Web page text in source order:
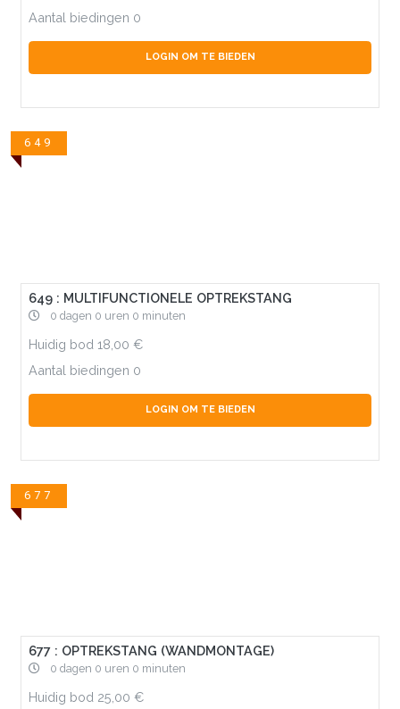
Aantal biedingen 0
LOGIN OM TE BIEDEN
649
649 : MULTIFUNCTIONELE OPTREKSTANG
0 dagen 0 uren 0 minuten
Huidig bod 18,00
Aantal biedingen 0
LOGIN OM TE BIEDEN
677
677 : OPTREKSTANG (WANDMONTAGE)
0 dagen 0 uren 0 minuten
Huidig bod 25,00